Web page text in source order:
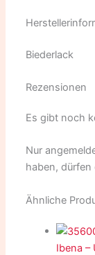
Biederlack
Rezensionen
Es gibt noch
Nur
haben, dürfen
Ähnliche
Ibena –